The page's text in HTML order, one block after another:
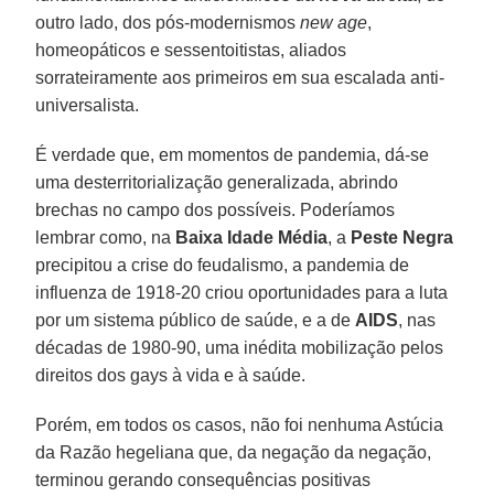
outro lado, dos pós-modernismosnew age,
homeopáticos e sessentoitistas, aliados
sorrateiramente aos primeiros em sua escalada anti-
universalista.
É verdade que, em momentos de pandemia, dá-se
uma desterritorialização generalizada, abrindo
brechas no campo dos possíveis. Poderíamos
lembrar como, na Baixa Idade Média, a Peste Negra
precipitou a crise do feudalismo, a pandemia de
influenza de 1918-20 criou oportunidades para a luta
por um sistema público de saúde, e a de AIDS, nas
décadas de 1980-90, uma inédita mobilização pelos
direitos dos gays à vida e à saúde.
Porém, em todos os casos, não foi nenhuma Astúcia
da Razão hegeliana que, da negação da negação,
terminou gerando consequências positivas